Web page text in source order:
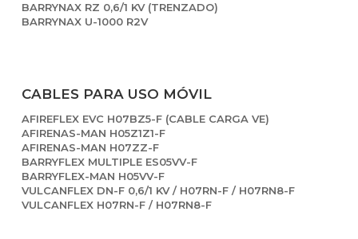
BARRYNAX RZ 0,6/1 KV (TRENZADO)
BARRYNAX U-1000 R2V
CABLES PARA USO MÓVIL
AFIREFLEX EVC H07BZ5-F (CABLE CARGA VE)
AFIRENAS-MAN H05Z1Z1-F
AFIRENAS-MAN H07ZZ-F
BARRYFLEX MULTIPLE ES05VV-F
BARRYFLEX-MAN H05VV-F
VULCANFLEX DN-F 0,6/1 KV / H07RN-F / H07RN8-F
VULCANFLEX H07RN-F / H07RN8-F